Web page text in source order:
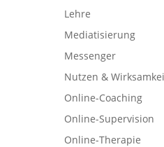
Lehre
Mediatisierung
Messenger
Nutzen &
Online-Coaching
Online-Supervision
Online-Therapie